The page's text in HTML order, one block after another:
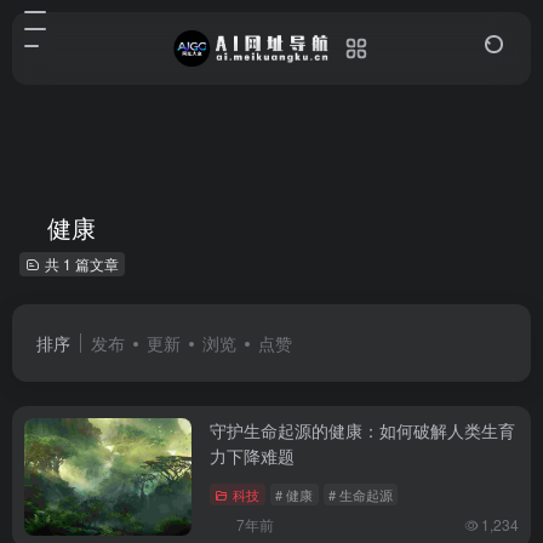
健康
共 1 篇文章
排序 发布 更新 浏览 点赞
守护生命起源的健康：如何破解人类生育
力下降难题
科技 # 健康 # 生命起源
7年前 1,234